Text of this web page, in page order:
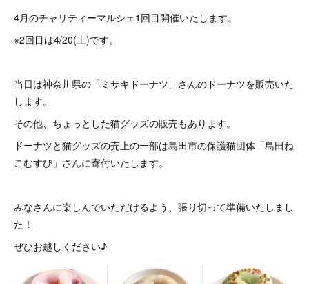
4月のチャリティーマルシェ1回目開催いたします。
※2回目は4/20(土)です。
当日は神奈川県の「ミサキドーナツ」さんのドーナツを販売いた
します。
その他、ちょっとした猫グッズの販売もあります。
ドーナツと猫グッズの売上の一部は島田市の保護猫団体「島田ね
こむすび」さんに寄付いたします。
みなさんに楽しんでいただけるよう、張り切って準備いたしまし
た！
ぜひお越しください♪